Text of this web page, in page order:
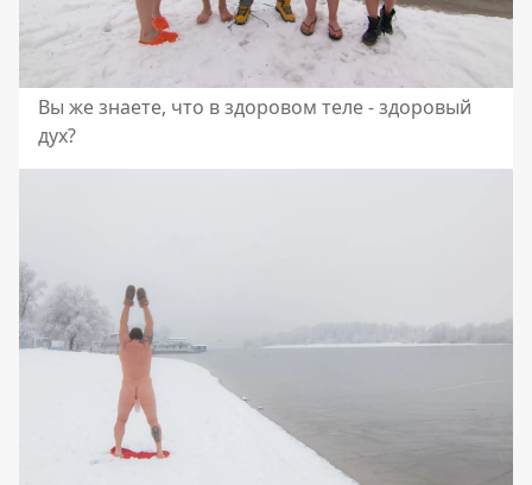
Вы же знаете, что в здоровом теле - здоровый
дух?